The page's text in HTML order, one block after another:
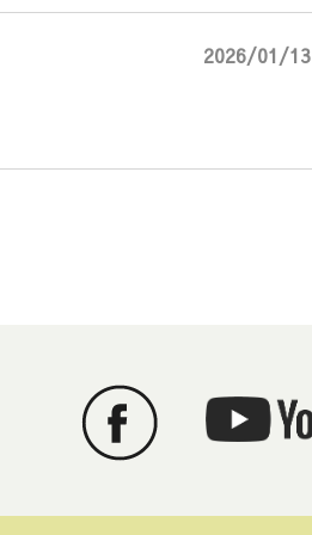
2026/01/13